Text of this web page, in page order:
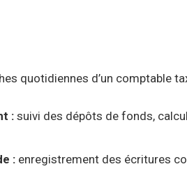
quotidiennes d’un comptable
: suivi des dépôts de fonds,
: enregistrement des écritures